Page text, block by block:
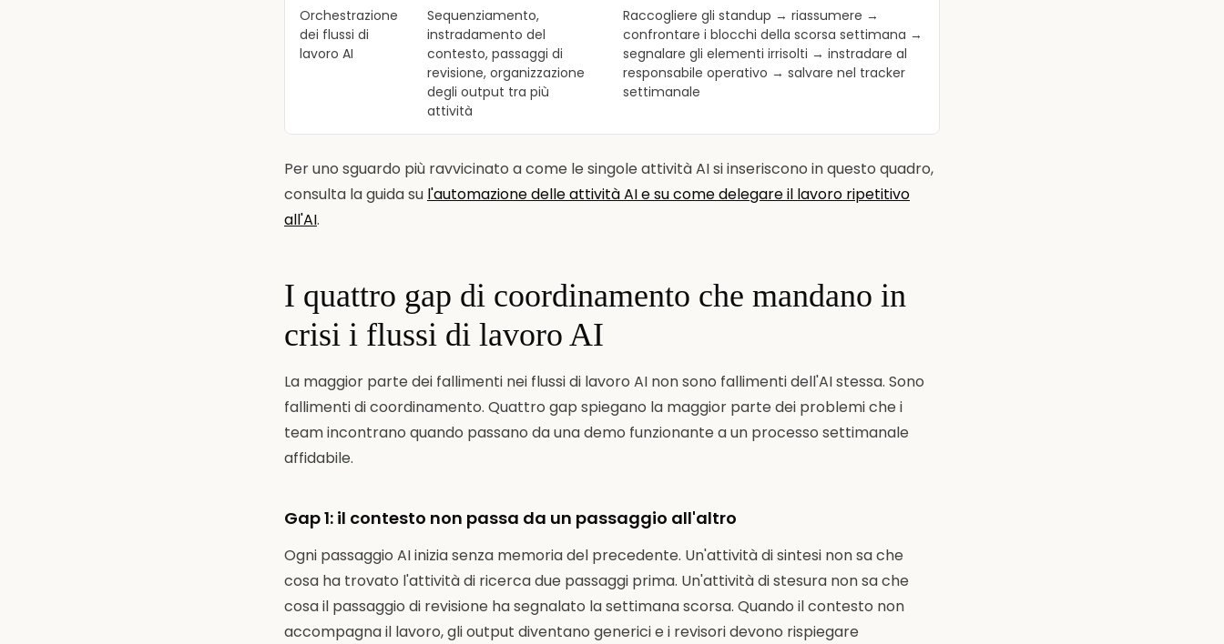
Orchestrazione
dei flussi di
lavoro AI
Sequenziamento,
instradamento del
contesto, passaggi di
revisione, organizzazione
degli output tra più
attività
Raccogliere gli standup → riassumere →
confrontare i blocchi della scorsa settimana →
segnalare gli elementi irrisolti → instradare al
responsabile operativo → salvare nel tracker
settimanale
Per uno sguardo più ravvicinato a come le singole attività AI si inseriscono in questo quadro,
consulta la guida su l'automazione delle attività AI e su come delegare il lavoro ripetitivo
all'AI.
I quattro gap di coordinamento che mandano in
crisi i flussi di lavoro AI
La maggior parte dei fallimenti nei flussi di lavoro AI non sono fallimenti dell'AI stessa. Sono
fallimenti di coordinamento. Quattro gap spiegano la maggior parte dei problemi che i
team incontrano quando passano da una demo funzionante a un processo settimanale
affidabile.
Gap 1: il contesto non passa da un passaggio all'altro
Ogni passaggio AI inizia senza memoria del precedente. Un'attività di sintesi non sa che
cosa ha trovato l'attività di ricerca due passaggi prima. Un'attività di stesura non sa che
cosa il passaggio di revisione ha segnalato la settimana scorsa. Quando il contesto non
accompagna il lavoro, gli output diventano generici e i revisori devono rispiegare